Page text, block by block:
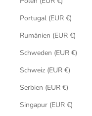
Portugal (EUR €)
Rumänien (EUR €)
Schweden (EUR €)
Schweiz (EUR €)
Serbien (EUR €)
Singapur (EUR €)